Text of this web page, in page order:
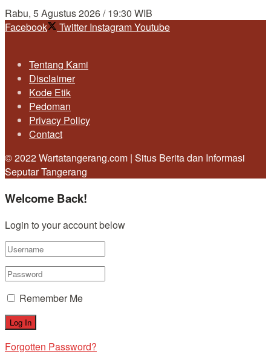
Rabu, 5 Agustus 2026 / 19:30 WIB
Facebook
Twitter InstagramYoutube
Tentang Kami
Disclaimer
Kode Etik
Pedoman
Privacy Policy
Contact
© 2022 Wartatangerang.com | Situs Berita dan Informasi
Seputar Tangerang
Welcome Back!
Login to your account below
Remember Me
Forgotten Password?